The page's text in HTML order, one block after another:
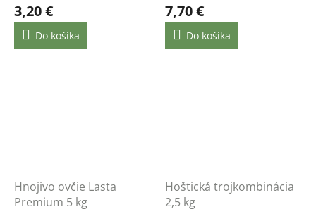
3,20 €
Do košíka
7,70 €
Do košíka
Hnojivo ovčie Lasta
Premium 5 kg
Hoštická trojkombinácia
2,5 kg